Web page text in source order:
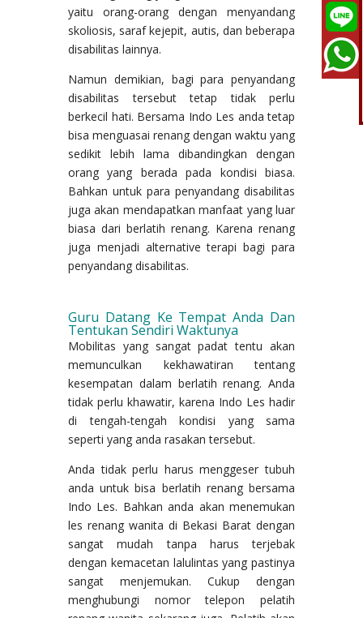
yaitu orang-orang dengan menyandang
skoliosis, saraf kejepit, autis, dan beberapa
disabilitas lainnya.
Namun demikian, bagi para penyandang
disabilitas tersebut tetap tidak perlu
berkecil hati. Bersama Indo Les anda tetap
bisa menguasai renang dengan waktu yang
sedikit lebih lama dibandingkan dengan
orang yang berada pada kondisi biasa.
Bahkan untuk para penyandang disabilitas
juga akan mendapatkan manfaat yang luar
biasa dari berlatih renang. Karena renang
juga menjadi alternative terapi bagi para
penyandang disabilitas.
Guru Datang Ke Tempat Anda Dan
Tentukan Sendiri Waktunya
Mobilitas yang sangat padat tentu akan
memunculkan kekhawatiran tentang
kesempatan dalam berlatih renang. Anda
tidak perlu khawatir, karena Indo Les hadir
di tengah-tengah kondisi yang sama
seperti yang anda rasakan tersebut.
Anda tidak perlu harus menggeser tubuh
anda untuk bisa berlatih renang bersama
Indo Les. Bahkan anda akan menemukan
les renang wanita di Bekasi Barat dengan
sangat mudah tanpa harus terjebak
dengan kemacetan lalulintas yang pastinya
sangat menjemukan. Cukup dengan
menghubungi nomor telepon pelatih